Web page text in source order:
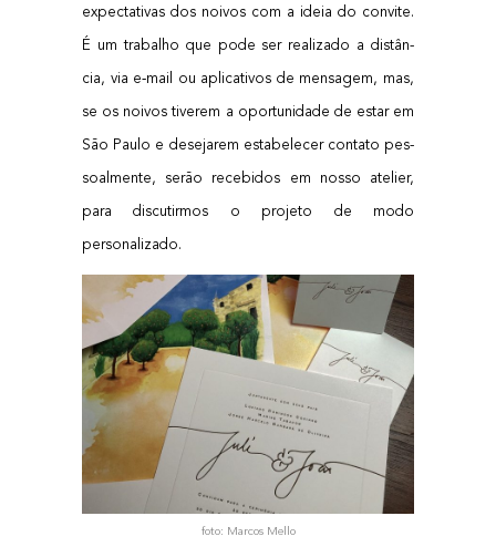
expec­ta­ti­vas dos noi­vos com a ideia do con­vi­te.
É um tra­ba­lho que pode ser rea­li­za­do a dis­tân­
cia, via e‑mail ou apli­ca­ti­vos de men­sa­gem, mas,
se os noi­vos tive­rem a opor­tu­ni­da­de de estar em
São Pau­lo e dese­ja­rem esta­be­le­cer con­ta­to pes­
so­al­men­te, serão rece­bi­dos em nos­so ate­li­er,
para dis­cu­tir­mos o pro­je­to de modo
personalizado.
foto: Mar­cos Mello